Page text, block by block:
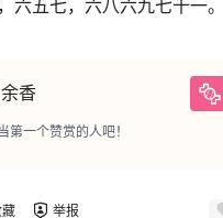
六五七，六八六九七十一。
香
第一个赞赏的人吧！
藏 举报